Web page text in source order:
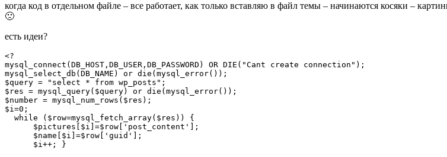
когда код в отдельном файле – все работает, как только вставляю в файл темы – начинаются косяки –
🙁
есть идеи?
<?
mysql_connect(DB_HOST,DB_USER,DB_PASSWORD) OR DIE("Cant create connection");
mysql_select_db(DB_NAME) or die(mysql_error());
$query = "select * from wp_posts";
$res = mysql_query($query) or die(mysql_error());
$number = mysql_num_rows($res);
$i=0;
  while ($row=mysql_fetch_array($res)) {
      $pictures[$i]=$row['post_content'];
      $name[$i]=$row['guid'];
      $i++; }